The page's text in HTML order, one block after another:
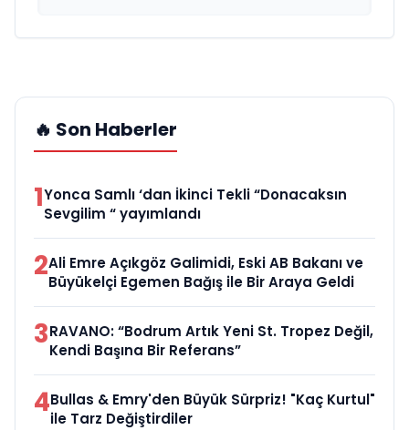
🔥 Son Haberler
1Yonca Samlı ‘dan İkinci Tekli “Donacaksın
Sevgilim “ yayımlandı
2Ali Emre Açıkgöz Galimidi, Eski AB Bakanı ve
Büyükelçi Egemen Bağış ile Bir Araya Geldi
3RAVANO: “Bodrum Artık Yeni St. Tropez Değil,
Kendi Başına Bir Referans”
4Bullas & Emry'den Büyük Sürpriz! "Kaç Kurtul"
ile Tarz Değiştirdiler